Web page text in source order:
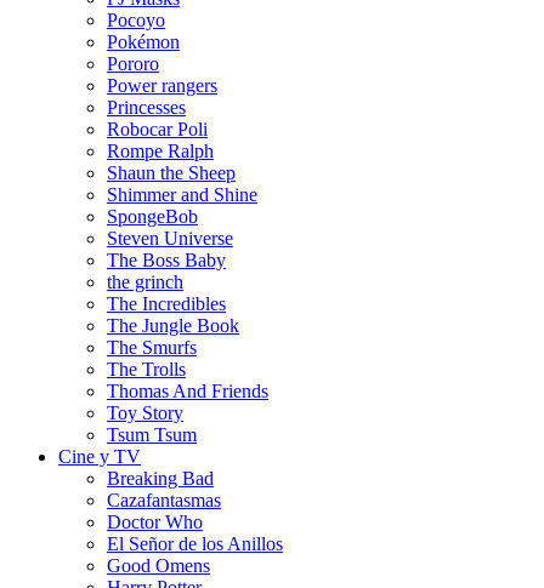
Pocoyo
Pokémon
Pororo
Power rangers
Princesses
Robocar Poli
Rompe Ralph
Shaun the Sheep
Shimmer and Shine
SpongeBob
Steven Universe
The Boss Baby
the grinch
The Incredibles
The Jungle Book
The Smurfs
The Trolls
Thomas And Friends
Toy Story
Tsum Tsum
Cine y TV
Breaking Bad
Cazafantasmas
Doctor Who
El Señor de los Anillos
Good Omens